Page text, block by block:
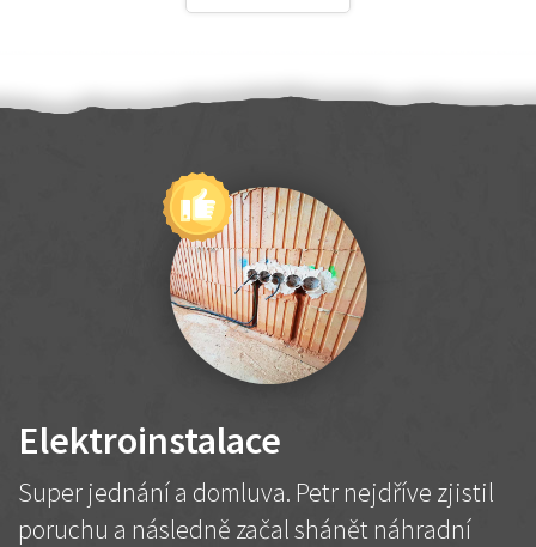
Elektroinstalace
Super jednání a domluva. Petr nejdříve zjistil
poruchu a následně začal shánět náhradní